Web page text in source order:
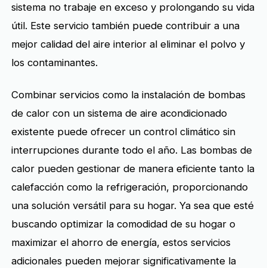
sistema no trabaje en exceso y prolongando su vida
útil. Este servicio también puede contribuir a una
mejor calidad del aire interior al eliminar el polvo y
los contaminantes.
Combinar servicios como la instalación de bombas
de calor con un sistema de aire acondicionado
existente puede ofrecer un control climático sin
interrupciones durante todo el año. Las bombas de
calor pueden gestionar de manera eficiente tanto la
calefacción como la refrigeración, proporcionando
una solución versátil para su hogar. Ya sea que esté
buscando optimizar la comodidad de su hogar o
maximizar el ahorro de energía, estos servicios
adicionales pueden mejorar significativamente la